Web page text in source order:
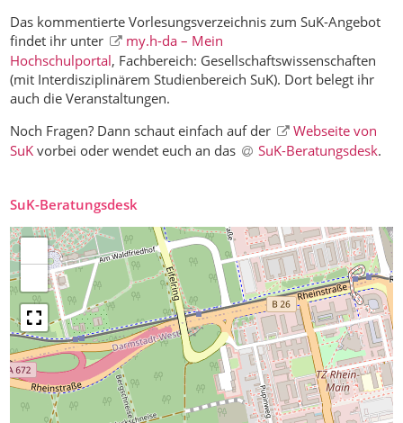
Das kommentierte Vorlesungsverzeichnis zum SuK-Angebot
findet ihr unter
my.h-da – Mein
Hochschulportal, Fachbereich: Gesellschaftswissenschaften
(mit Interdisziplinärem Studienbereich SuK). Dort belegt ihr
auch die Veranstaltungen.
Noch Fragen? Dann schaut einfach auf der
Webseite von
SuK vorbei oder wendet euch an das SuK-Beratungsdesk.
SuK-Beratungsdesk